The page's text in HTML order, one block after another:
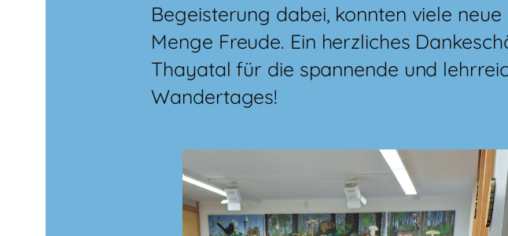
Begeisterung dabei, konnten viele
Menge Freude. Ein herzliches
Thayatal für die spannende und
Wandertages!